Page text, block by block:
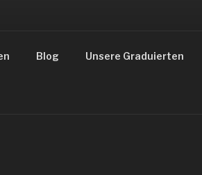
Blog Unsere Graduierten